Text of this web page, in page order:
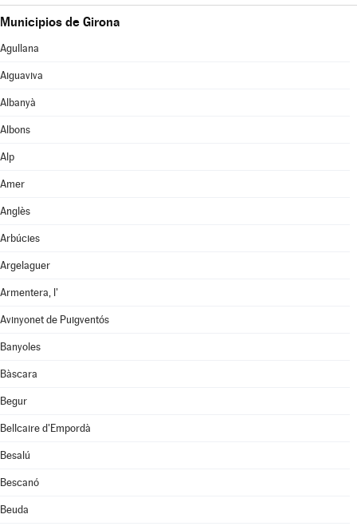
Municipios de Girona
Agullana
Aiguaviva
Albanyà
Albons
Alp
Amer
Anglès
Arbúcies
Argelaguer
Armentera, l'
Avinyonet de Puigventós
Banyoles
Bàscara
Begur
Bellcaire d'Empordà
Besalú
Bescanó
Beuda